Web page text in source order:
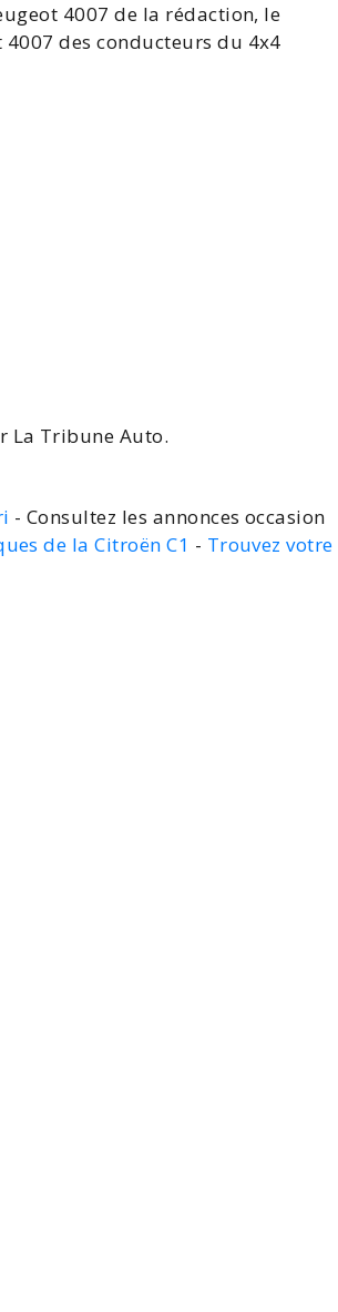
4007 de la rédaction, le
4007 des conducteurs du 4x4
La Tribune Auto.
- Consultez les annonces occasion
de la Citroën C1 - Trouvez votre